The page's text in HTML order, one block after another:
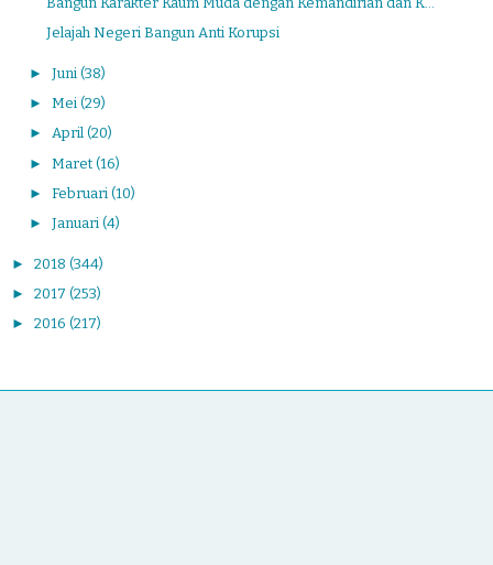
Jelajah Negeri Bangun Anti Korupsi
► Juni (38)
► Mei (29)
► April (20)
► Maret (16)
► Februari (10)
► Januari (4)
► 2018 (344)
► 2017 (253)
► 2016 (217)